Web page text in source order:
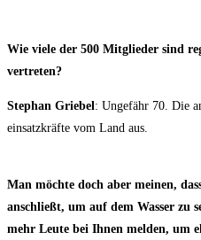
Wie vie­le der 500 Mit­glie­der sind
vertreten?
Ste­phan Grie­bel : Unge­fähr 70. Die
ein­satz­kräf­te vom Land aus.
Man möch­te doch aber mei­nen,
anschließt, um auf dem Was­ser zu
mehr Leu­te bei Ihnen mel­den, um